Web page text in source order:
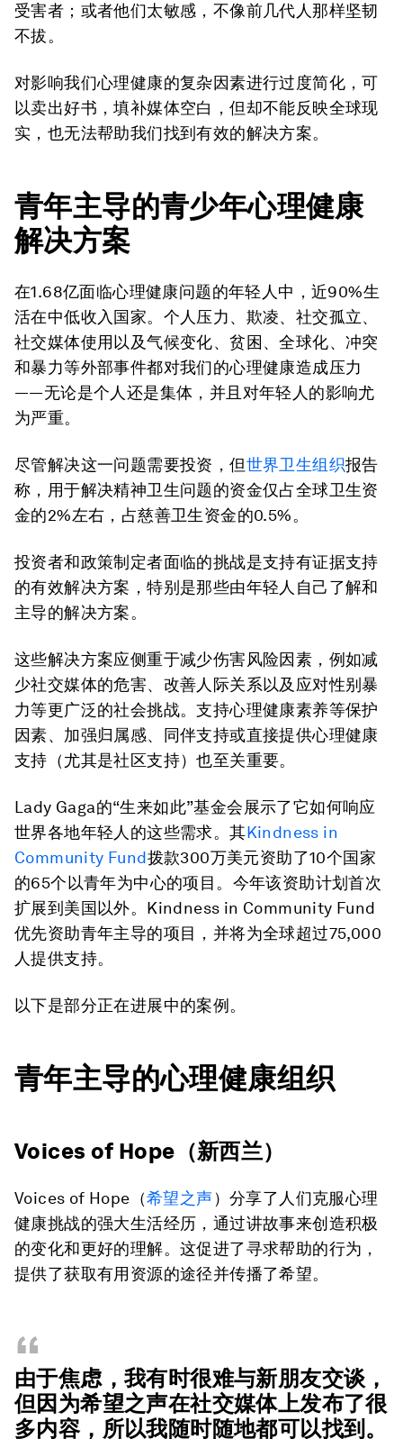
受害者；或者他们太敏感，不像前几代人那样坚韧
不拔。
对影响我们心理健康的复杂因素进行过度简化，可
以卖出好书，填补媒体空白，但却不能反映全球现
实，也无法帮助我们找到有效的解决方案。
青年主导的青少年心理健康
解决方案
在1.68亿面临心理健康问题的年轻人中，近90%生
活在中低收入国家。个人压力、欺凌、社交孤立、
社交媒体使用以及气候变化、贫困、全球化、冲突
和暴力等外部事件都对我们的心理健康造成压力
——无论是个人还是集体，并且对年轻人的影响尤
为严重。
尽管解决这一问题需要投资，但世界卫生组织报告
称，用于解决精神卫生问题的资金仅占全球卫生资
金的2%左右，占慈善卫生资金的0.5%。
投资者和政策制定者面临的挑战是支持有证据支持
的有效解决方案，特别是那些由年轻人自己了解和
主导的解决方案。
这些解决方案应侧重于减少伤害风险因素，例如减
少社交媒体的危害、改善人际关系以及应对性别暴
力等更广泛的社会挑战。支持心理健康素养等保护
因素、加强归属感、同伴支持或直接提供心理健康
支持（尤其是社区支持）也至关重要。
Lady Gaga的“生来如此”基金会展示了它如何响应
世界各地年轻人的这些需求。其Kindness in
Community Fund拨款300万美元资助了10个国家
的65个以青年为中心的项目。今年该资助计划首次
扩展到美国以外。Kindness in Community Fund
优先资助青年主导的项目，并将为全球超过75,000
人提供支持。
以下是部分正在进展中的案例。
青年主导的心理健康组织
Voices of Hope（新西兰）
Voices of Hope（希望之声）分享了人们克服心理
健康挑战的强大生活经历，通过讲故事来创造积极
的变化和更好的理解。这促进了寻求帮助的行为，
提供了获取有用资源的途径并传播了希望。
“
由于焦虑，我有时很难与新朋友交谈，
但因为希望之声在社交媒体上发布了很
多内容，所以我随时随地都可以找到。